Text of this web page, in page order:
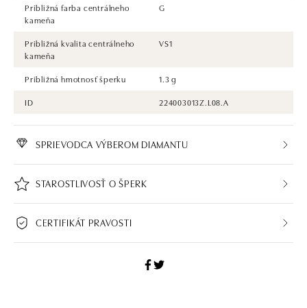
Približná farba centrálneho
kameňa
G
Približná kvalita centrálneho
kameňa
VS1
Približná hmotnosť šperku
1.3 g
ID
224003013Z.L08.A
SPRIEVODCA VÝBEROM DIAMANTU
STAROSTLIVOSŤ O ŠPERK
CERTIFIKÁT PRAVOSTI